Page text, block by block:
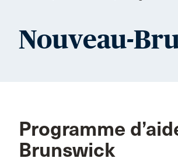
Nouveau-
Programme
Brunswick